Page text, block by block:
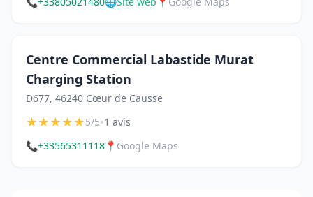
Centre Commercial Labastide Murat
Charging Station
D677, 46240 Cœur de Causse
★★★★★5/5•1 avis
📞+33565311118 📍 Google Maps